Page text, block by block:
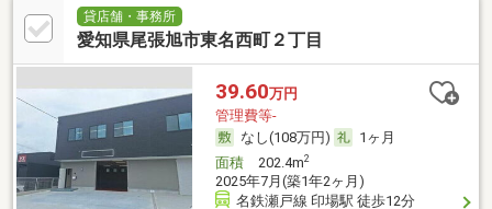
貸店舗・事務所
愛知県尾張旭市東名西町２丁目
39.60万円
管理費等-
なし(108万円)
1ヶ月
面積202.4m2
2025年7月(築1年2ヶ月)
名鉄瀬戸線 印場駅 徒歩12分